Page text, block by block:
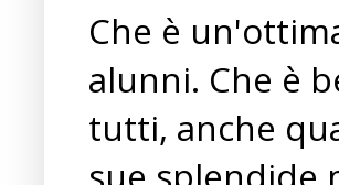
Che è
alunni. Che è
tutti, anche
sue splendide